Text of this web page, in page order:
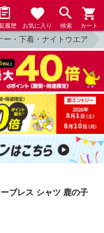
履歴 お気に入り 検索 カート
ー・下着・ナイトウエア
ブレス シャツ 鹿の子